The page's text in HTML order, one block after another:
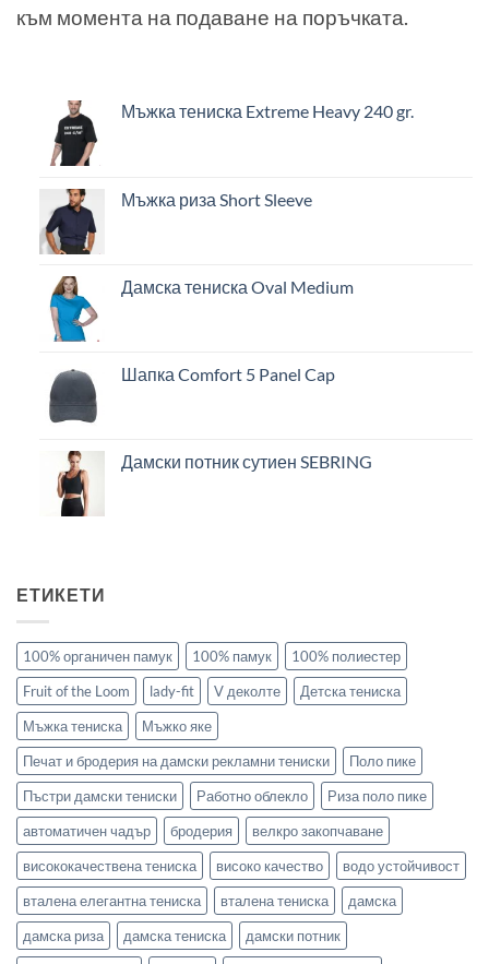
към момента на подаване на поръчката.
Мъжка тениска Extreme Heavy 240 gr.
Мъжка риза Short Sleeve
Дамска тениска Oval Medium
Шапка Comfort 5 Panel Cap
Дамски потник сутиен SEBRING
ЕТИКЕТИ
100% органичен памук 100% памук
100% полиестер
Fruit of the Loom
lady-fit V деколте
Детска тениска
Мъжка тениска
Мъжко яке
Печат и бродерия на дамски рекламни тениски
Поло пике
Пъстри дамски тениски
Работно облекло
Риза поло пике
автоматичен чадър
бродерия
велкро закопчаване
висококачествена тениска
високо качество
водо устойчивост
вталена елегантна тениска
вталена тениска
дамска
дамска риза
дамска тениска
дамски потник